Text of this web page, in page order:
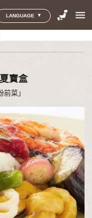
LANGUAGE menu
寶盒
菜」